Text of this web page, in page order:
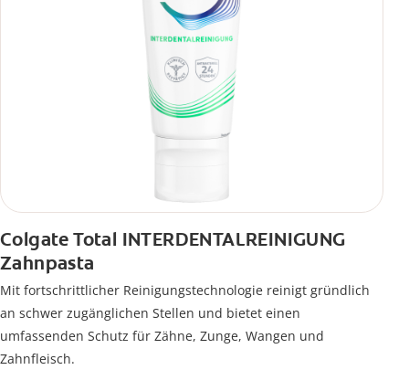
Colgate Total INTERDENTALREINIGUNG
Zahnpasta
Mit fortschrittlicher Reinigungstechnologie reinigt gründlich
an schwer zugänglichen Stellen und bietet einen
umfassenden Schutz für Zähne, Zunge, Wangen und
Zahnfleisch.